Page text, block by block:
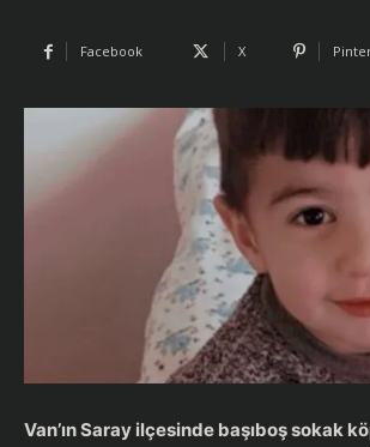
Facebook X
Van’ın Saray ilçesinde başıboş sokak